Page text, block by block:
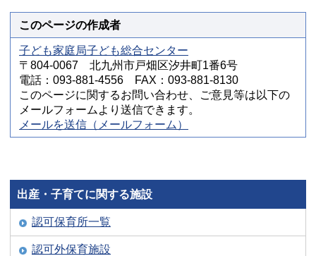
このページの作成者
子ども家庭局子ども総合センター
〒804-0067 北九州市戸畑区汐井町1番6号
電話：093-881-4556 FAX：093-881-8130
このページに関するお問い合わせ、ご意見等は以下の
メールフォームより送信できます。
メールを送信（メールフォーム）
出産・子育てに関する施設
認可保育所一覧
認可外保育施設